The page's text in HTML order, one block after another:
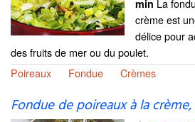
min La
crème est
délice pour
des fruits de mer ou du poulet.
Poireaux
Fondue Crèmes
Fondue de poireaux à la